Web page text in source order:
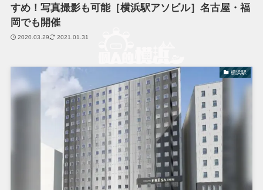
すめ！写真撮影も可能［横浜駅アソビル］名古屋・福
岡でも開催
2020.03.29 2021.01.31
横浜駅